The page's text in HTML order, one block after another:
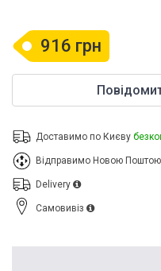
916 грн
Доставимо по Києву
Відправимо Новою Поштою
Delivery
Cамовивіз